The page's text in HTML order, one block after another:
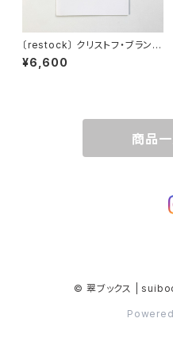
〔restock〕 クリストフ・ブランケ
ル Christophe Brunnquell |
Annees erotiques: The Chr
¥6,600
商品
© 翠ブックス |